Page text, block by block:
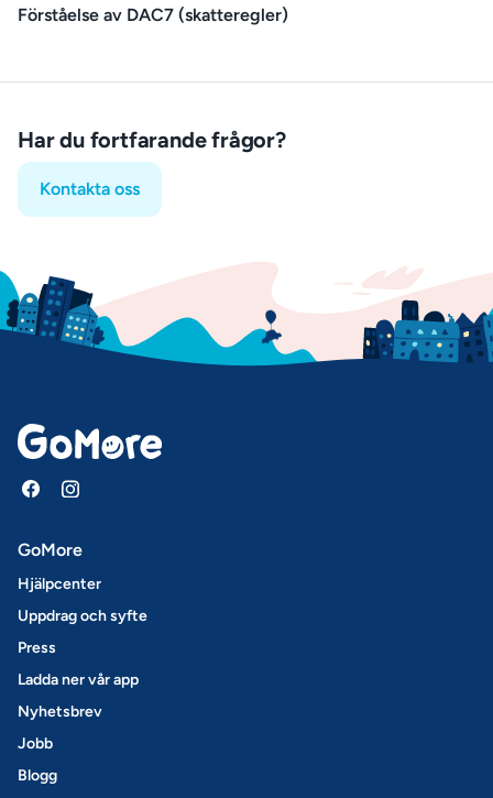
Förståelse av DAC7 (skatteregler)
Har du fortfarande frågor?
Kontakta oss
GoMore
Hjälpcenter
Uppdrag och syfte
Press
Ladda ner vår app
Nyhetsbrev
Jobb
Blogg